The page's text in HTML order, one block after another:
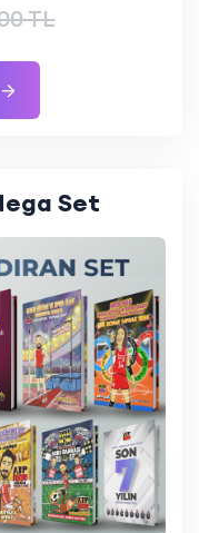
TL
Set